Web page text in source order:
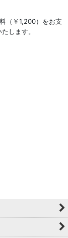
（￥1,200）をお支
します。